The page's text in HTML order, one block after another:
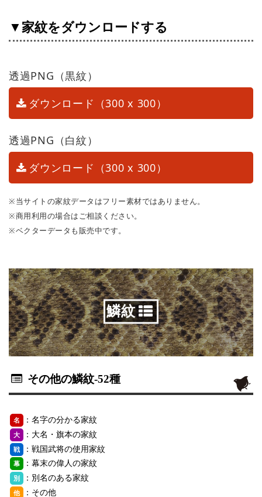
▼家紋をダウンロードする
透過PNG（黒紋）
ダウンロード（300 x 300）
透過PNG（白紋）
ダウンロード（300 x 300）
※当サイトの家紋データはフリー素材ではありません。
※商用利用の場合はご相談ください。
※ベクターデータも販売中です。
鱗紋
その他の鱗紋-52種
名 ：名字の分かる家紋
大 ：大名・旗本の家紋
戦 ：戦国武将の使用家紋
幕 ：幕末の偉人の家紋
別 ：別名のある家紋
他 ：その他